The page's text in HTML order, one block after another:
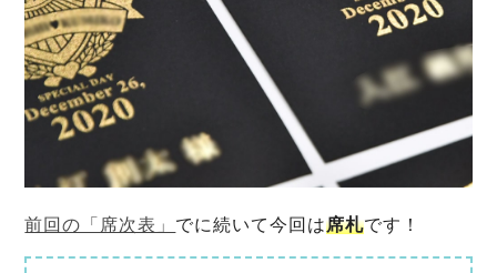
前回の「席次表」 でに続いて今回は席札です！